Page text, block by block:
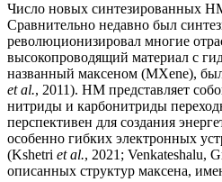
Число новых синтезированных
Сравнительно недавно был
революционизировал многие
высокопроводящий материал с
названный максеном (MXene),
et al., 2011). НМ представляет
нитриды и карбонитриды
перспективен для создания
особенно гибких электронных
(Kshetri et al., 2021; Venkateshalu,
описанных структур максена,